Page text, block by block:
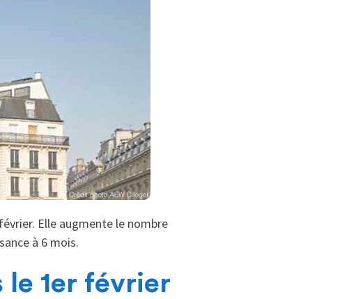
Elle augmente le nombre
à 6 mois.
le 1er février